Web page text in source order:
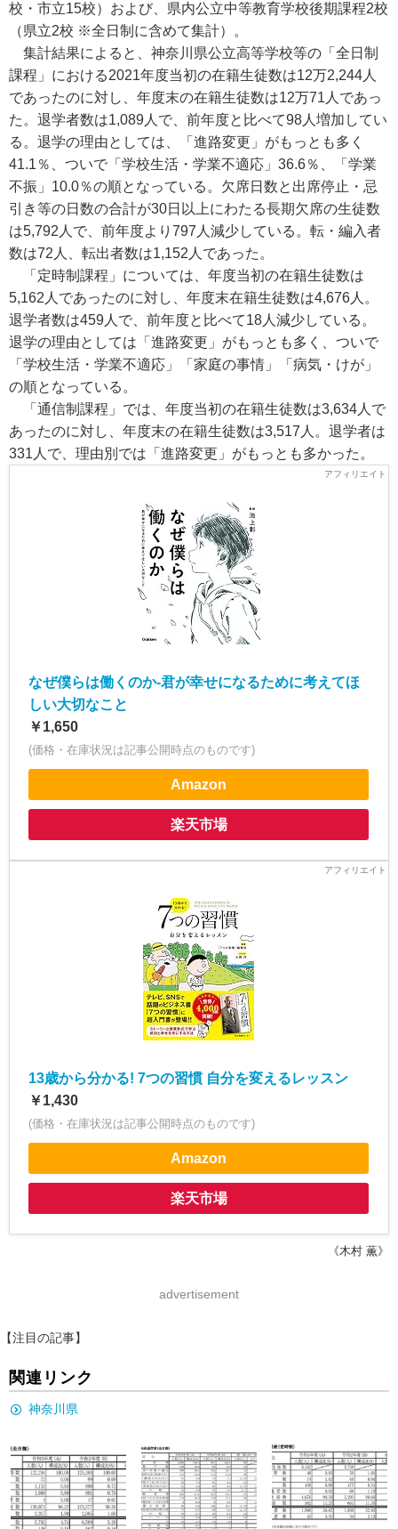
校・市立15校）および、県内公立中等教育学校後期課程2校
（県立2校 ※全日制に含めて集計）。
集計結果によると、神奈川県公立高等学校等の「全日制
課程」における2021年度当初の在籍生徒数は12万2,244人
であったのに対し、年度末の在籍生徒数は12万71人であっ
た。退学者数は1,089人で、前年度と比べて98人増加してい
る。退学の理由としては、「進路変更」がもっとも多く
41.1％、ついで「学校生活・学業不適応」36.6％、「学業
不振」10.0％の順となっている。欠席日数と出席停止・忌
引き等の日数の合計が30日以上にわたる長期欠席の生徒数
は5,792人で、前年度より797人減少している。転・編入者
数は72人、転出者数は1,152人であった。
「定時制課程」については、年度当初の在籍生徒数は
5,162人であったのに対し、年度末在籍生徒数は4,676人。
退学者数は459人で、前年度と比べて18人減少している。
退学の理由としては「進路変更」がもっとも多く、ついで
「学校生活・学業不適応」「家庭の事情」「病気・けが」
の順となっている。
「通信制課程」では、年度当初の在籍生徒数は3,634人で
あったのに対し、年度末の在籍生徒数は3,517人。退学者は
331人で、理由別では「進路変更」がもっとも多かった。
なぜ僕らは働くのか-君が幸せになるために考えてほ
しい大切なこと
￥1,650
(価格・在庫状況は記事公開時点のものです)
Amazon
楽天市場
13歳から分かる! 7つの習慣 自分を変えるレッスン
￥1,430
(価格・在庫状況は記事公開時点のものです)
Amazon
楽天市場
《木村 薫》
advertisement
【注目の記事】
関連リンク
神奈川県